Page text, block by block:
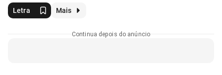
Letra Mais
Continua depois do anúncio